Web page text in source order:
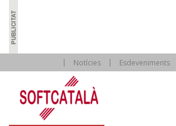
Notícies Esdeveniments